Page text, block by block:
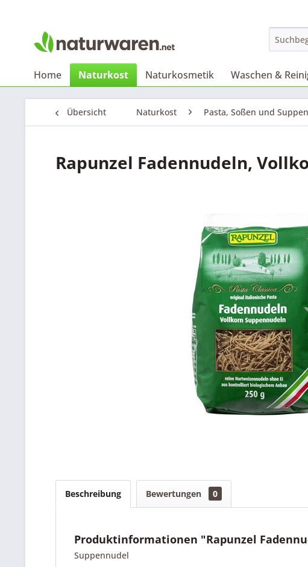
Home Naturkost Naturkosmetik Waschen &
Übersicht Naturkost Pasta, Soßen und Suppen
Rapunzel Fadennudeln,
Beschreibung Bewertungen 0
Produktinformationen "Rapunzel
Suppennudel